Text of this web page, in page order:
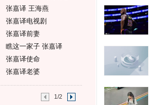
张嘉译 王海燕
张嘉译电视剧
张嘉译前妻
瞧这一家子 张嘉译
张嘉译使命
张嘉译老婆
1/2